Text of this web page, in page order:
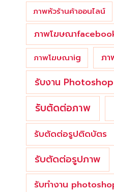
ภาพหัวร้านค้าออนไลน์
ภาพโฆษณา
ภาพโฆษณาig ภา
รับงาน Photoshop
รับตัดต่อภาพ
รับตัดต่อรูปติดบัตร
รับตัดต่อรูปภาพ
รับทำงาน